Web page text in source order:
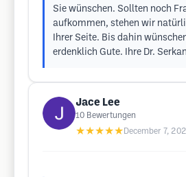
Sie wünschen. Sollten noch
aufkommen, stehen wir
Ihrer Seite. Bis dahin
erdenklich Gute. Ihre Dr.
Jace Lee
10 Bewertungen
★★★★★ December 7,